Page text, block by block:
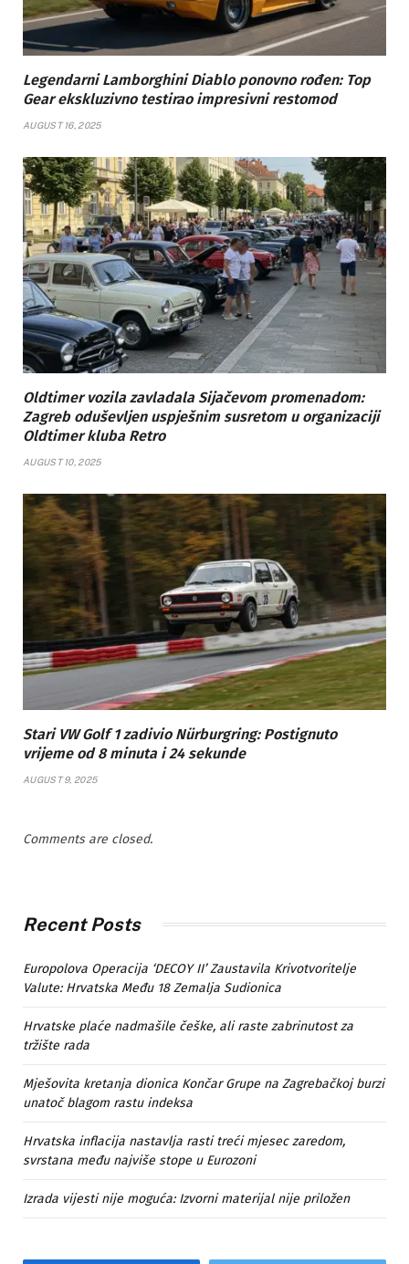
Legendarni Lamborghini Diablo ponovno rođen: Top
Gear ekskluzivno testirao impresivni restomod
AUGUST 16, 2025
Oldtimer vozila zavladala Sijačevom promenadom:
Zagreb oduševljen uspješnim susretom u organizaciji
Oldtimer kluba Retro
AUGUST 10, 2025
Stari VW Golf 1 zadivio Nürburgring: Postignuto
vrijeme od 8 minuta i 24 sekunde
AUGUST 9, 2025
Comments are closed.
Recent Posts
Europolova Operacija ‘DECOY II’ Zaustavila Krivotvoritelje
Valute: Hrvatska Među 18 Zemalja Sudionica
Hrvatske plaće nadmašile češke, ali raste zabrinutost za
tržište rada
Mješovita kretanja dionica Končar Grupe na Zagrebačkoj burzi
unatoč blagom rastu indeksa
Hrvatska inflacija nastavlja rasti treći mjesec zaredom,
svrstana među najviše stope u Eurozoni
Izrada vijesti nije moguća: Izvorni materijal nije priložen